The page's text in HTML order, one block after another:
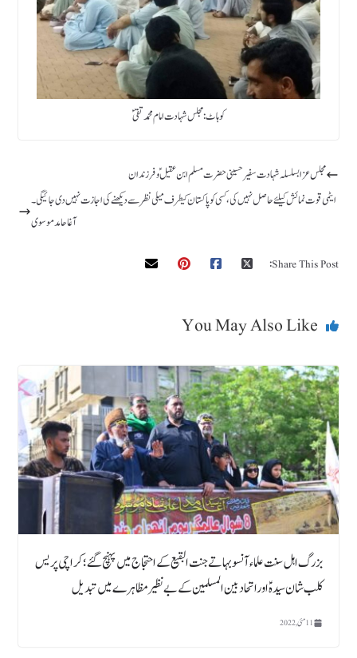
کوہاٹ : مجلس شہادت امام محمد تقی ؑ
مجلس عزا بسلسلہ شہادت سفیر حسینی حضرت مسلم ابن عقیل ؑ و فرزندان
ایٹمی قوت نمائش کیلئے حاصل نہیں کی، کسی کو پاکستان کیطرف میلی نظر سے دیکھنے کی اجازت نہیں دی جائیگی۔
آغاحامد موسوی
Share This Post:
You May Also Like
بزرگ اہل سنت علماء آنسو بہاتےجنت البقیع کے احتجاج میں پہنچ گئے؛ کراچی پریس
کلب شان سیدہؑ اوراتحاد بین المسلمین کے بے نظیر مظاہرے میں تبدیل
11 مئی, 2022